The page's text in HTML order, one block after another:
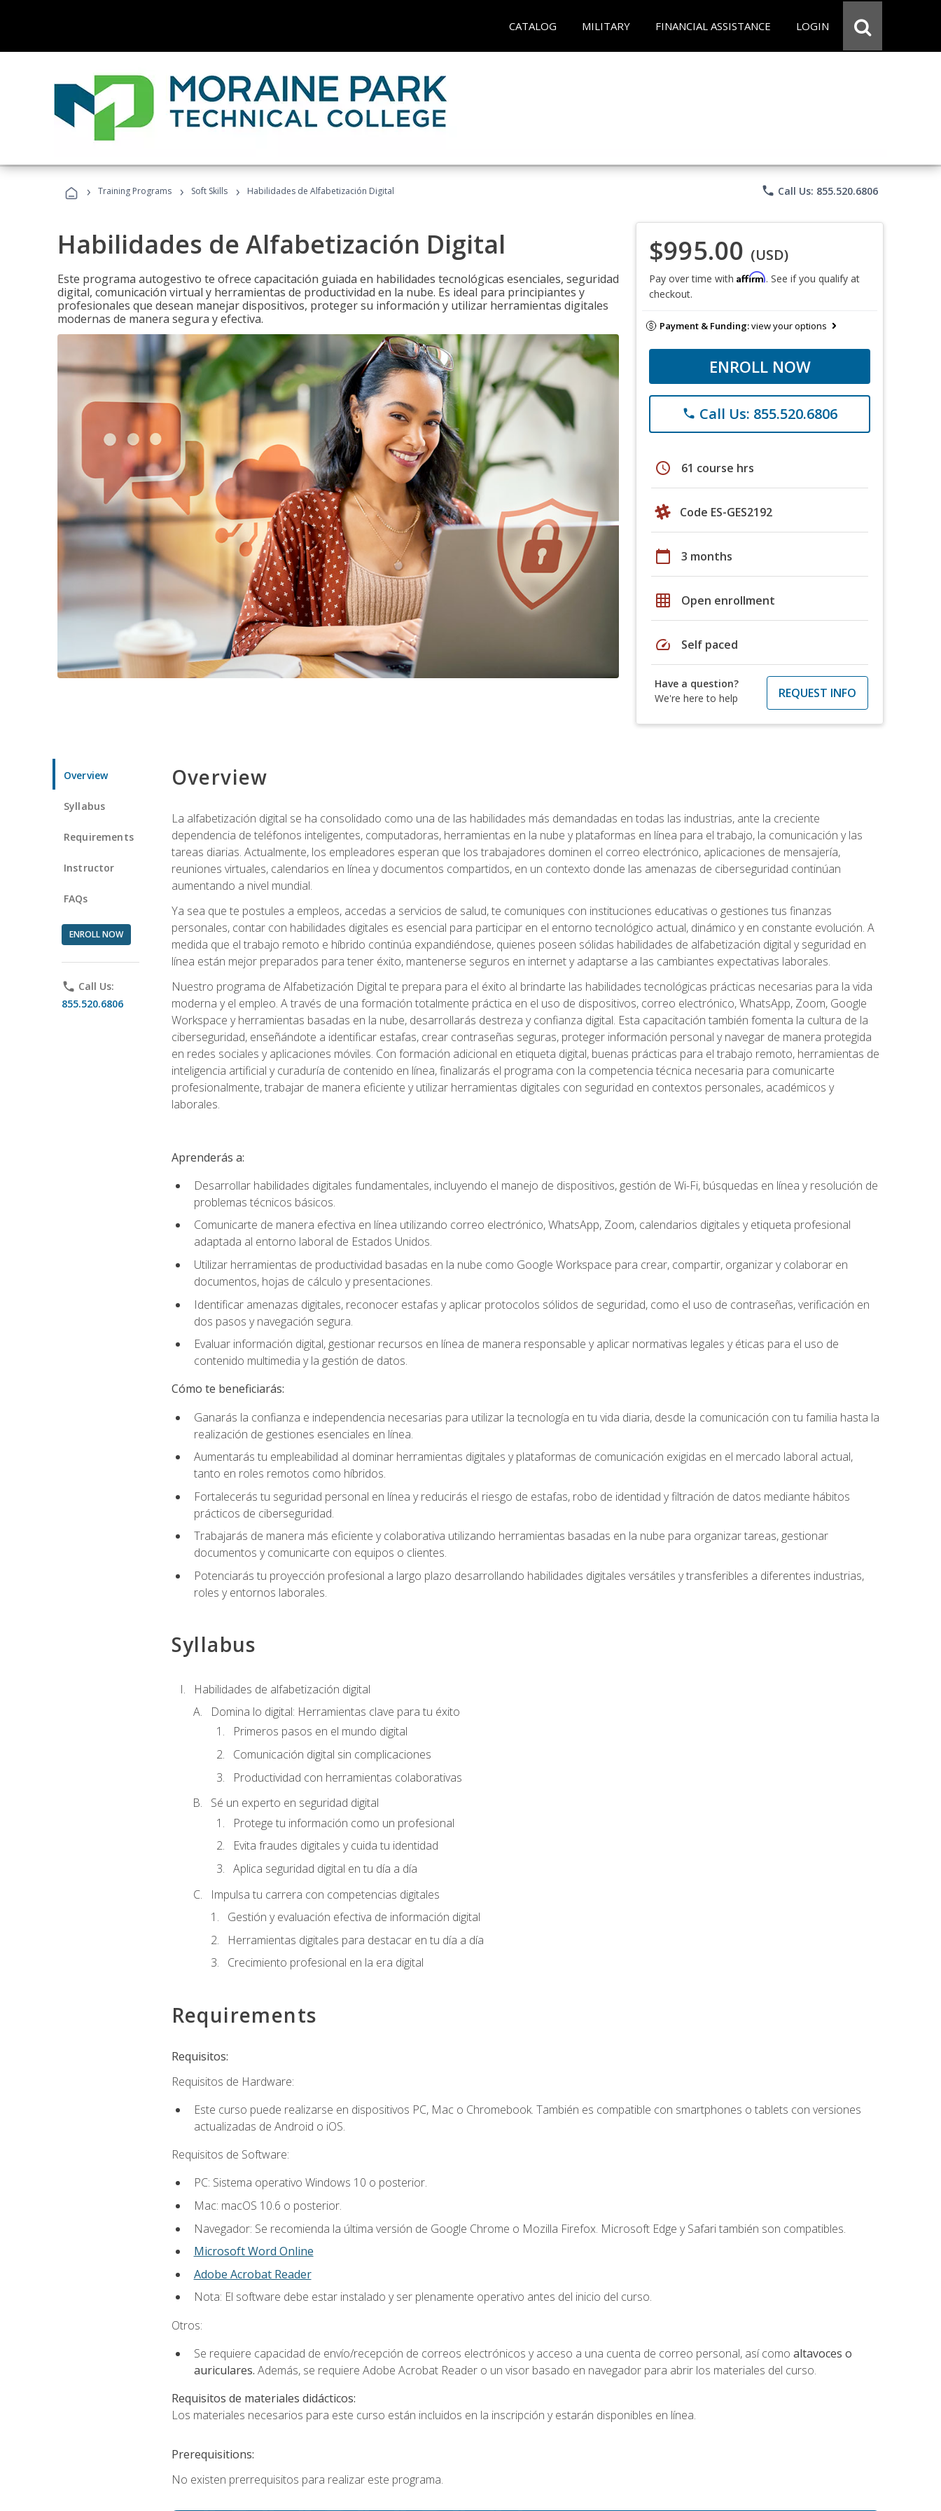
CATALOG MILITARY FINANCIAL ASSISTANCE LOGIN
› Training Programs › Soft Skills › Habilidades de Alfabetización Digital phone Call Us: 855.520.6806
Habilidades de Alfabetización Digital
Este programa autogestivo te ofrece capacitación guiada en habilidades tecnológicas esenciales, seguridad
digital, comunicación virtual y herramientas de productividad en la nube. Es ideal para principiantes y
profesionales que desean manejar dispositivos, proteger su información y utilizar herramientas digitales
modernas de manera segura y efectiva.
$995.00 (USD)
Pay over time with Affirm. See if you qualify at
checkout.
Payment & Funding:view your options
ENROLL NOW
phone Call Us: 855.520.6806
schedule 61 course hrs
Code ES-GES2192
calendar_today 3 months
grid_on Open enrollment
speed Self paced
Have a question?
We're here to help
REQUEST INFO
Overview
Syllabus
Requirements
Instructor
FAQs
ENROLL NOW
phone Call Us:
855.520.6806
Overview
La alfabetización digital se ha consolidado como una de las habilidades más demandadas en todas las industrias, ante la creciente
dependencia de teléfonos inteligentes, computadoras, herramientas en la nube y plataformas en línea para el trabajo, la comunicación y las
tareas diarias. Actualmente, los empleadores esperan que los trabajadores dominen el correo electrónico, aplicaciones de mensajería,
reuniones virtuales, calendarios en línea y documentos compartidos, en un contexto donde las amenazas de ciberseguridad continúan
aumentando a nivel mundial.
Ya sea que te postules a empleos, accedas a servicios de salud, te comuniques con instituciones educativas o gestiones tus finanzas
personales, contar con habilidades digitales es esencial para participar en el entorno tecnológico actual, dinámico y en constante evolución. A
medida que el trabajo remoto e híbrido continúa expandiéndose, quienes poseen sólidas habilidades de alfabetización digital y seguridad en
línea están mejor preparados para tener éxito, mantenerse seguros en internet y adaptarse a las cambiantes expectativas laborales.
Nuestro programa de Alfabetización Digital te prepara para el éxito al brindarte las habilidades tecnológicas prácticas necesarias para la vida
moderna y el empleo. A través de una formación totalmente práctica en el uso de dispositivos, correo electrónico, WhatsApp, Zoom, Google
Workspace y herramientas basadas en la nube, desarrollarás destreza y confianza digital. Esta capacitación también fomenta la cultura de la
ciberseguridad, enseñándote a identificar estafas, crear contraseñas seguras, proteger información personal y navegar de manera protegida
en redes sociales y aplicaciones móviles. Con formación adicional en etiqueta digital, buenas prácticas para el trabajo remoto, herramientas de
inteligencia artificial y curaduría de contenido en línea, finalizarás el programa con la competencia técnica necesaria para comunicarte
profesionalmente, trabajar de manera eficiente y utilizar herramientas digitales con seguridad en contextos personales, académicos y
laborales.
Aprenderás a:
Desarrollar habilidades digitales fundamentales, incluyendo el manejo de dispositivos, gestión de Wi-Fi, búsquedas en línea y resolución de
problemas técnicos básicos.
Comunicarte de manera efectiva en línea utilizando correo electrónico, WhatsApp, Zoom, calendarios digitales y etiqueta profesional
adaptada al entorno laboral de Estados Unidos.
Utilizar herramientas de productividad basadas en la nube como Google Workspace para crear, compartir, organizar y colaborar en
documentos, hojas de cálculo y presentaciones.
Identificar amenazas digitales, reconocer estafas y aplicar protocolos sólidos de seguridad, como el uso de contraseñas, verificación en
dos pasos y navegación segura.
Evaluar información digital, gestionar recursos en línea de manera responsable y aplicar normativas legales y éticas para el uso de
contenido multimedia y la gestión de datos.
Cómo te beneficiarás:
Ganarás la confianza e independencia necesarias para utilizar la tecnología en tu vida diaria, desde la comunicación con tu familia hasta la
realización de gestiones esenciales en línea.
Aumentarás tu empleabilidad al dominar herramientas digitales y plataformas de comunicación exigidas en el mercado laboral actual,
tanto en roles remotos como híbridos.
Fortalecerás tu seguridad personal en línea y reducirás el riesgo de estafas, robo de identidad y filtración de datos mediante hábitos
prácticos de ciberseguridad.
Trabajarás de manera más eficiente y colaborativa utilizando herramientas basadas en la nube para organizar tareas, gestionar
documentos y comunicarte con equipos o clientes.
Potenciarás tu proyección profesional a largo plazo desarrollando habilidades digitales versátiles y transferibles a diferentes industrias,
roles y entornos laborales.
Syllabus
Habilidades de alfabetización digital
Domina lo digital: Herramientas clave para tu éxito
Primeros pasos en el mundo digital
Comunicación digital sin complicaciones
Productividad con herramientas colaborativas
Sé un experto en seguridad digital
Protege tu información como un profesional
Evita fraudes digitales y cuida tu identidad
Aplica seguridad digital en tu día a día
Impulsa tu carrera con competencias digitales
Gestión y evaluación efectiva de información digital
Herramientas digitales para destacar en tu día a día
Crecimiento profesional en la era digital
Requirements
Requisitos:
Requisitos de Hardware:
Este curso puede realizarse en dispositivos PC, Mac o Chromebook. También es compatible con smartphones o tablets con versiones
actualizadas de Android o iOS.
Requisitos de Software:
PC: Sistema operativo Windows 10 o posterior.
Mac: macOS 10.6 o posterior.
Navegador: Se recomienda la última versión de Google Chrome o Mozilla Firefox. Microsoft Edge y Safari también son compatibles.
Microsoft Word Online
Adobe Acrobat Reader
Nota: El software debe estar instalado y ser plenamente operativo antes del inicio del curso.
Otros:
Se requiere capacidad de envío/recepción de correos electrónicos y acceso a una cuenta de correo personal, así como altavoces o
auriculares. Además, se requiere Adobe Acrobat Reader o un visor basado en navegador para abrir los materiales del curso.
Requisitos de materiales didácticos:
Los materiales necesarios para este curso están incluidos en la inscripción y estarán disponibles en línea.
Prerequisitions:
No existen prerrequisitos para realizar este programa.